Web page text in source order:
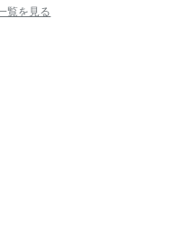
覧を見る